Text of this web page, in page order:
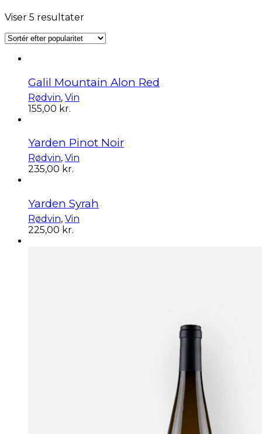
Viser 5 resultaterSorteret
popularitet
Galil Mountain Alon Red
Rødvin, Vin
155,00 kr.
Yarden Pinot Noir
Rødvin, Vin
235,00 kr.
Yarden Syrah
Rødvin, Vin
225,00 kr.